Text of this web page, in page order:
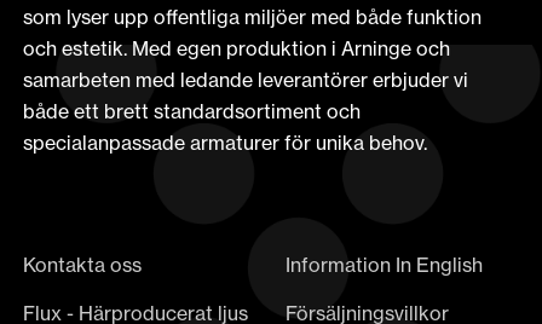
som lyser upp offentliga miljöer med både funktion
och estetik. Med egen produktion i Arninge och
samarbeten med ledande leverantörer erbjuder vi
både ett brett standardsortiment och
specialanpassade armaturer för unika behov.
Kontakta oss
Information In English
Flux - Härproducerat ljus
Försäljningsvillkor